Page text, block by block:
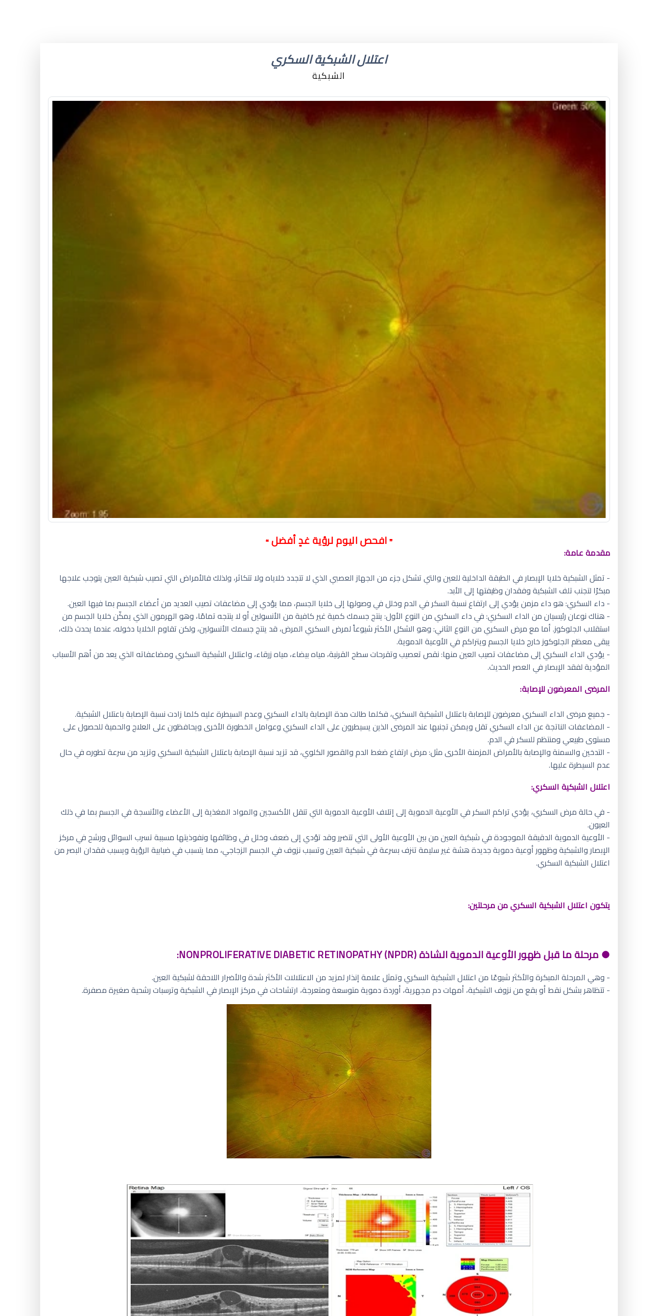
اعتلال الشبكية السكري
الشبكية
❞ افحص اليوم لرؤية غدٍ أفضل ❝
مقدمة عامة:
- تمثل الشبكية خلايا الإبصار في الطبقة الداخلية للعين والتي تشكل جزء من الجهاز العصبي الذي لا تتجدد خلاياه ولا تتكاثر، ولذلك فالأمراض التي تصيب شبكية العين يتوجب علاجها
مبكرًا لتجنب تلف الشبكية وفقدان وظيفتها إلى الأبد.
- داء السكري: هو داء مزمن يؤدي إلى ارتفاع نسبة السكر في الدم وخلل في وصولها إلى خلايا الجسم، مما يؤدي إلى مضاعفات تصيب العديد من أعضاء الجسم بما فيها العين.
- هناك نوعان رئيسيان من الداء السكري: في داء السكري من النوع الأول: ينتج جسمك كمية غير كافية من الأنسولين أو لا ينتجه تمامًا، وهو الهرمون الذي يمكّن خلايا الجسم من
استقلاب الجلوكوز. أما مع مرض السكري من النوع الثاني: وهو الشكل الأكثر شيوعاً لمرض السكري المرض، قد ينتج جسمك الأنسولين، ولكن تقاوم الخلايا دخوله، عندما يحدث ذلك،
يبقى معظم الجلوكوز خارج خلايا الجسم ويتراكم في الأوعية الدموية.
- يؤدي الداء السكري إلى مضاعفات تصيب العين منها: نقص تعصيب وتقرحات سطح القرنية، مياه بيضاء، مياه زرقاء، واعتلال الشبكية السكري ومضاعفاته الذي يعد من أهم الأسباب
المؤدية لفقد الإبصار في العصر الحديث.
المرضى المعرضون للإصابة:
- جميع مرضى الداء السكري معرضون للإصابة باعتلال الشبكية السكري، فكلما طالت مدة الإصابة بالداء السكري وعدم السيطرة عليه كلما زادت نسبة الإصابة باعتلال الشبكية.
- المضاعفات الناتجة عن الداء السكري تقل ويمكن تجنبها عند المرضى الذين يسيطرون على الداء السكري وعوامل الخطورة الأخرى ويحافظون على العلاج والحمية للحصول على
مستوى طبيعي ومنتظم للسكر في الدم.
- التدخين والسمنة والإصابة بالأمراض المزمنة الأخرى مثل: مرض ارتفاع ضغط الدم والقصور الكلوي، قد تزيد نسبة الإصابة باعتلال الشبكية السكري وتزيد من سرعة تطوره في حال
عدم السيطرة عليها.
اعتلال الشبكية السكري:
- في حالة مرض السكري، يؤدي تراكم السكر في الأوعية الدموية إلى إتلاف الأوعية الدموية التي تنقل الأكسجين والمواد المغذية إلى الأعضاء والأنسجة في الجسم بما في ذلك
العيون.
- الأوعية الدموية الدقيقة الموجودة في شبكية العين من بين الأوعية الأولى التي تتضرر وقد تؤدي إلى ضعف وخلل في وظائفها ونفوذيتها مسببة تسرب السوائل ورشح في مركز
الإبصار والشبكية وظهور أوعية دموية جديدة هشة غير سليمة تنزف بسرعة في شبكية العين وتسبب نزوف في الجسم الزجاجي، مما يتسبب في ضبابية الرؤية ويسبب فقدان البصر من
اعتلال الشبكية السكري.
يتكون اعتلال الشبكية السكري من مرحلتين:
● مرحلة ما قبل ظهور الأوعية الدموية الشاذة NONPROLIFERATIVE DIABETIC RETINOPATHY (NPDR):
- وهي المرحلة المبكرة والأكثر شيوعًا من اعتلال الشبكية السكري وتمثل علامة إنذار لمزيد من الاعتلالات الأكثر شدة والأضرار اللاحقة لشبكية العين.
- تتظاهر بشكل نقط أو بقع من نزوف الشبكية، أمهات دم مجهرية، أوردة دموية متوسعة ومتعرجة، ارتشاحات في مركز الإبصار في الشبكية وترسبات رشحية صغيرة مصفرة.